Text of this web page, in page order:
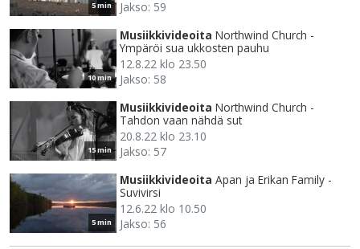
5 min Jakso: 59
10 min
Musiikkivideoita Northwind Church -
Ympäröi sua ukkosten pauhu
12.8.22 klo 23.50
Jakso: 58
15 min
Musiikkivideoita Northwind Church -
Tahdon vaan nähdä sut
20.8.22 klo 23.10
Jakso: 57
5 min
Musiikkivideoita Apan ja Erikan Family -
Suvivirsi
12.6.22 klo 10.50
Jakso: 56